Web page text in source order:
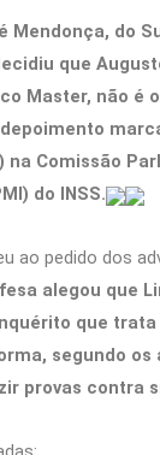
Mendonça, do
que
Master, não é
na Comissão
do INSS.
ao pedido dos
alegou que
que
segundo os
provas contra